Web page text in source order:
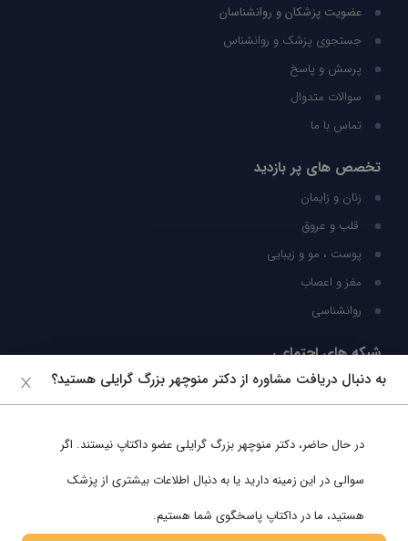
عضویت پزشکان و روانشناسان
جستجوی پزشک و روانشناس
پرسش و پاسخ
سوالات متدوال
تماس با ما
تخصص های پر بازدید
زنان و زایمان
قلب و عروق
پوست ، مو و زیبایی
مغز و اعصاب
روانشناسی
شبکه های اجتماعی
ما را در شبکه های اجتماعی دنبال کنید
به دنبال دریافت مشاوره از دکتر منوچهر بزرگ گرایلی هستید؟
در حال حاضر، دکتر منوچهر بزرگ گرایلی عضو داکتاپ نیستند. اگر
سوالی در این زمینه دارید یا به دنبال اطلاعات بیشتری از پزشک
هستید، ما در داکتاپ پاسخگوی شما هستیم.